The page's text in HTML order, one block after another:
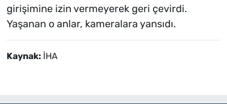
girişimine izin vermeyerek geri çevirdi.
Yaşanan o anlar, kameralara yansıdı.
Kaynak: İHA